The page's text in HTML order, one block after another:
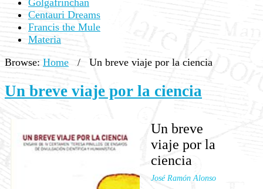
Golgafrinchan
Centauri Dreams
Francis the Mule
Materia
Browse: Home / Un breve viaje por la ciencia
Un breve viaje por la ciencia
Un breve
viaje por la
ciencia
José Ramón Alonso